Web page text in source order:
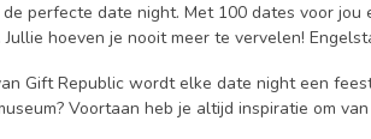
perfecte date night. Met 100 dates voor jou
hoeven je nooit meer te vervelen!
Gift Republic wordt elke date night een
Voortaan heb je altijd inspiratie om